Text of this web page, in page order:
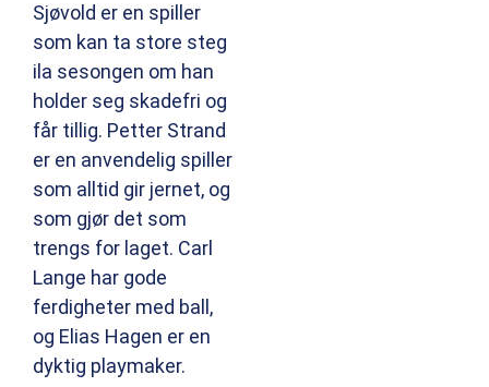
Sjøvold er en spiller
som kan ta store steg
ila sesongen om han
holder seg skadefri og
får tillig. Petter Strand
er en anvendelig spiller
som alltid gir jernet, og
som gjør det som
trengs for laget. Carl
Lange har gode
ferdigheter med ball,
og Elias Hagen er en
dyktig playmaker.